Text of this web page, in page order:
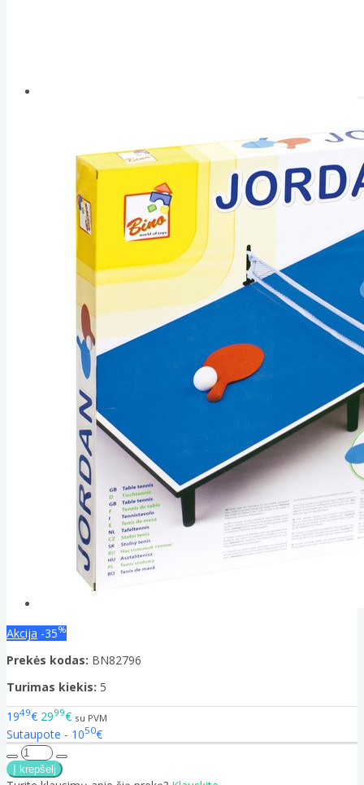
Akcija -35%
Prekės kodas: BN82796
Turimas kiekis: 5
1949€ 2999€ su PVM
Sutaupote - 1050€